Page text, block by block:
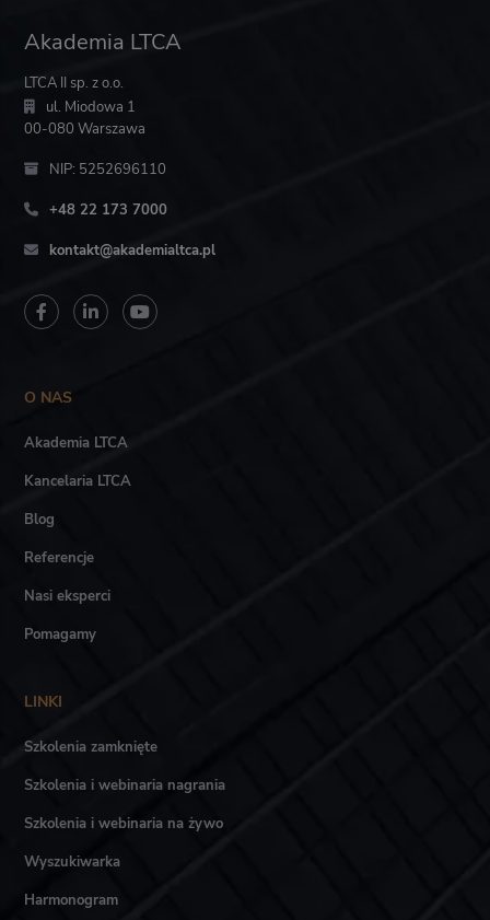
Akademia LTCA
LTCA II sp. z o.o.
ul. Miodowa 1
00-080 Warszawa
NIP: 5252696110
+48 22 173 7000
kontakt@akademialtca.pl
O NAS
Akademia LTCA
Kancelaria LTCA
Blog
Referencje
Nasi eksperci
Pomagamy
LINKI
Szkolenia zamknięte
Szkolenia i webinaria nagrania
Szkolenia i webinaria na żywo
Wyszukiwarka
Harmonogram